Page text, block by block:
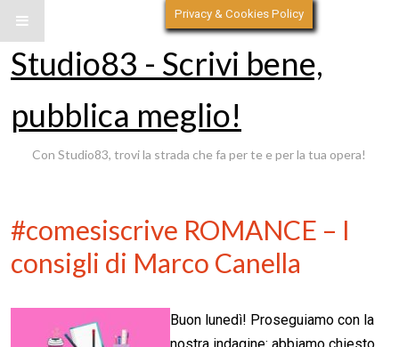
Studio83 - Scrivi bene,
pubblica meglio!
Con Studio83, trovi la strada che fa per te e per la tua opera!
#comesiscrive ROMANCE – I
consigli di Marco Canella
Buon lunedì! Proseguiamo con la
Privacy & Cookies Policy